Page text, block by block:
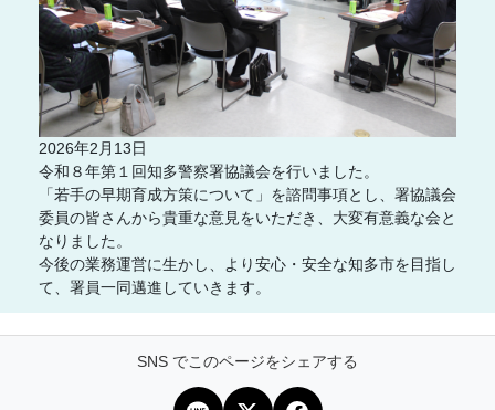
2026年2月13日
令和８年第１回知多警察署協議会を行いました。
「若手の早期育成方策について」を諮問事項とし、署協議会
委員の皆さんから貴重な意見をいただき、大変有意義な会と
なりました。
今後の業務運営に生かし、より安心・安全な知多市を目指し
て、署員一同邁進していきます。
SNS でこのページをシェアする